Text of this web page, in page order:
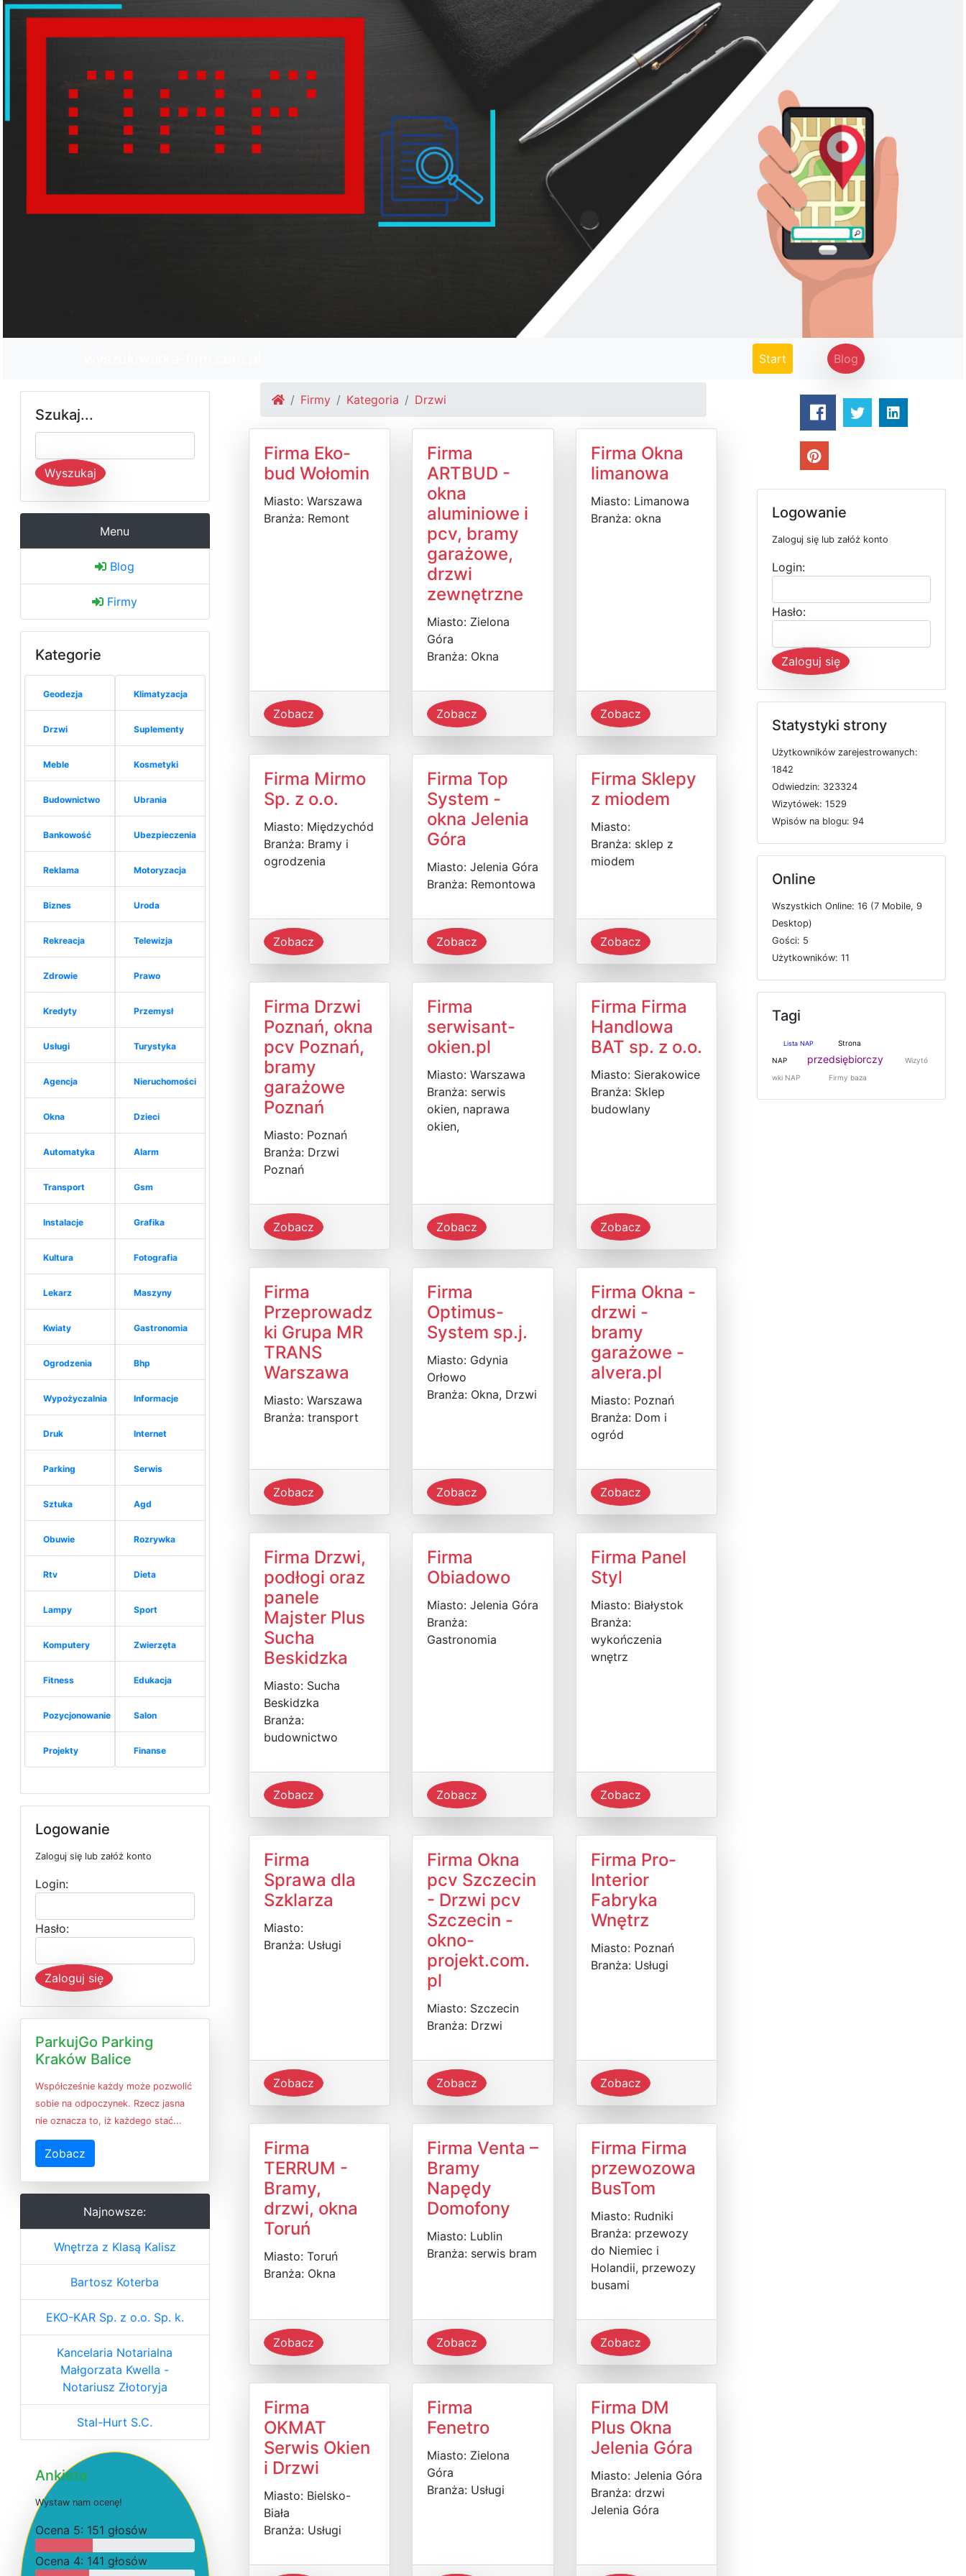
Start (current) Blog
Szukaj...
Wyszukaj
Menu
Blog
Firmy
Kategorie
Geodezja
Drzwi
Meble
Budownictwo
Bankowość
Reklama
Biznes
Rekreacja
Zdrowie
Kredyty
Usługi
Agencja
Okna
Automatyka
Transport
Instalacje
Kultura
Lekarz
Kwiaty
Ogrodzenia
Wypożyczalnia
Druk
Parking
Sztuka
Obuwie
Rtv
Lampy
Komputery
Fitness
Pozycjonowanie
Projekty
Klimatyzacja
Suplementy
Kosmetyki
Ubrania
Ubezpieczenia
Motoryzacja
Uroda
Telewizja
Prawo
Przemysł
Turystyka
Nieruchomości
Dzieci
Alarm
Gsm
Grafika
Fotografia
Maszyny
Gastronomia
Bhp
Informacje
Internet
Serwis
Agd
Rozrywka
Dieta
Sport
Zwierzęta
Edukacja
Salon
Finanse
Logowanie
Zaloguj się lub załóż konto
Login:
Hasło:
Zaloguj się
ParkujGo Parking
Kraków Balice
Współcześnie każdy może pozwolić
sobie na odpoczynek. Rzecz jasna
nie oznacza to, iż każdego stać...
Zobacz
Najnowsze:
Wnętrza z Klasą Kalisz
Bartosz Koterba
EKO-KAR Sp. z o.o. Sp. k.
Kancelaria Notarialna
Małgorzata Kwella -
Notariusz Złotoryja
Stal-Hurt S.C.
Ankieta
Wystaw nam ocenę!
Ocena 5: 151 głosów
Ocena 4: 141 głosów
Firmy Kategoria Drzwi
Firma Eko-
bud Wołomin
Miasto: Warszawa
Branża: Remont
Zobacz
Firma
ARTBUD -
okna
aluminiowe i
pcv, bramy
garażowe,
drzwi
zewnętrzne
Miasto: Zielona
Góra
Branża: Okna
Zobacz
Firma Okna
limanowa
Miasto: Limanowa
Branża: okna
Zobacz
Firma Mirmo
Sp. z o.o.
Miasto: Międzychód
Branża: Bramy i
ogrodzenia
Zobacz
Firma Top
System -
okna Jelenia
Góra
Miasto: Jelenia Góra
Branża: Remontowa
Zobacz
Firma Sklepy
z miodem
Miasto:
Branża: sklep z
miodem
Zobacz
Firma Drzwi
Poznań, okna
pcv Poznań,
bramy
garażowe
Poznań
Miasto: Poznań
Branża: Drzwi
Poznań
Zobacz
Firma
serwisant-
okien.pl
Miasto: Warszawa
Branża: serwis
okien, naprawa
okien,
Zobacz
Firma Firma
Handlowa
BAT sp. z o.o.
Miasto: Sierakowice
Branża: Sklep
budowlany
Zobacz
Firma
Przeprowadz
ki Grupa MR
TRANS
Warszawa
Miasto: Warszawa
Branża: transport
Zobacz
Firma
Optimus-
System sp.j.
Miasto: Gdynia
Orłowo
Branża: Okna, Drzwi
Zobacz
Firma Okna -
drzwi -
bramy
garażowe -
alvera.pl
Miasto: Poznań
Branża: Dom i
ogród
Zobacz
Firma Drzwi,
podłogi oraz
panele
Majster Plus
Sucha
Beskidzka
Miasto: Sucha
Beskidzka
Branża:
budownictwo
Zobacz
Firma
Obiadowo
Miasto: Jelenia Góra
Branża:
Gastronomia
Zobacz
Firma Panel
Styl
Miasto: Białystok
Branża:
wykończenia
wnętrz
Zobacz
Firma
Sprawa dla
Szklarza
Miasto:
Branża: Usługi
Zobacz
Firma Okna
pcv Szczecin
- Drzwi pcv
Szczecin -
okno-
projekt.com.
pl
Miasto: Szczecin
Branża: Drzwi
Zobacz
Firma Pro-
Interior
Fabryka
Wnętrz
Miasto: Poznań
Branża: Usługi
Zobacz
Firma
TERRUM -
Bramy,
drzwi, okna
Toruń
Miasto: Toruń
Branża: Okna
Zobacz
Firma Venta –
Bramy
Napędy
Domofony
Miasto: Lublin
Branża: serwis bram
Zobacz
Firma Firma
przewozowa
BusTom
Miasto: Rudniki
Branża: przewozy
do Niemiec i
Holandii, przewozy
busami
Zobacz
Firma
OKMAT
Serwis Okien
i Drzwi
Miasto: Bielsko-
Biała
Branża: Usługi
Firma
Fenetro
Miasto: Zielona
Góra
Branża: Usługi
Firma DM
Plus Okna
Jelenia Góra
Miasto: Jelenia Góra
Branża: drzwi
Jelenia Góra
Logowanie
Zaloguj się lub załóż konto
Login:
Hasło:
Zaloguj się
Statystyki strony
Użytkowników zarejestrowanych:
1842
Odwiedzin: 323324
Wizytówek: 1529
Wpisów na blogu: 94
Online
Wszystkich Online: 16 (7 Mobile, 9
Desktop)
Gości: 5
Użytkowników: 11
Tagi
Lista NAP
Strona
NAP
przedsiębiorczy
Wizytó
wki NAP
Firmy baza